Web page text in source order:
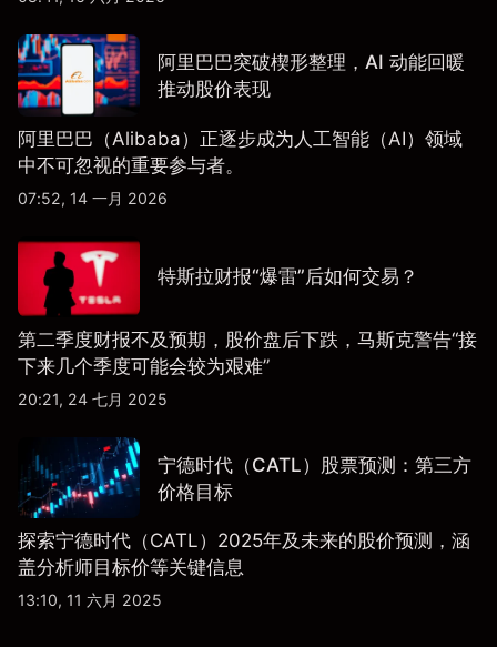
阿里巴巴突破楔形整理，AI 动能回暖
推动股价表现
阿里巴巴（Alibaba）正逐步成为人工智能（AI）领域
中不可忽视的重要参与者。
07:52, 14 一月 2026
特斯拉财报“爆雷”后如何交易？
第二季度财报不及预期，股价盘后下跌，马斯克警告“接
下来几个季度可能会较为艰难”
20:21, 24 七月 2025
宁德时代（CATL）股票预测：第三方
价格目标
探索宁德时代（CATL）2025年及未来的股价预测，涵
盖分析师目标价等关键信息
13:10, 11 六月 2025